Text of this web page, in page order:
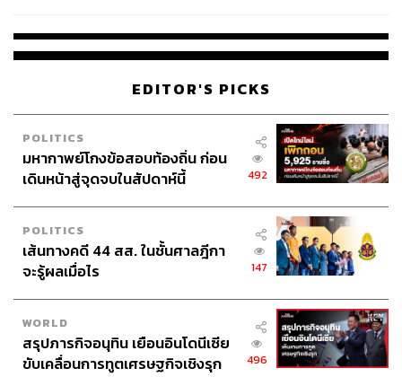
EDITOR'S PICKS
POLITICS
มหากาพย์โกงข้อสอบท้องถิ่น ก่อน
เดินหน้าสู่จุดจบในสัปดาห์นี้
492
POLITICS
เส้นทางคดี 44 สส. ในชั้นศาลฎีกา
จะรู้ผลเมื่อไร
147
WORLD
สรุปภารกิจอนุทิน เยือนอินโดนีเซีย
ขับเคลื่อนการทูตเศรษฐกิจเชิงรุก
496